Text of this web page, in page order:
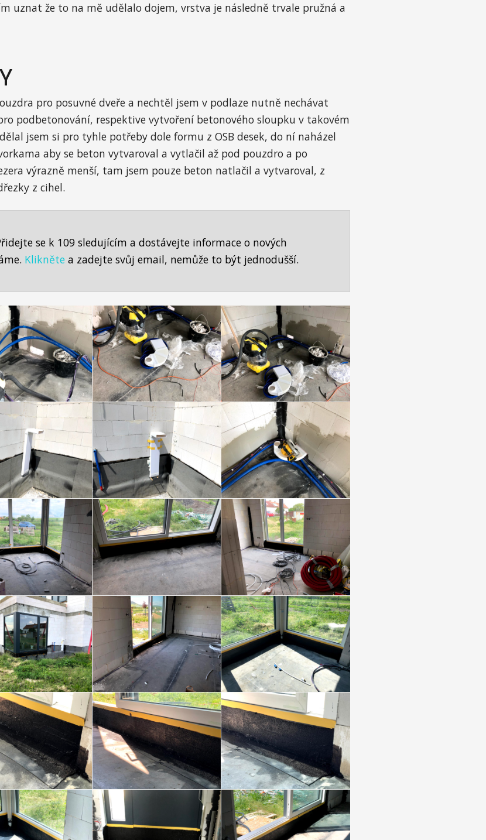
uznat že to na mě udělalo dojem, vrstva je následně trvale pružná a
pro posuvné dveře a nechtěl jsem v podlaze nutně nechávat
podbetonování, respektive vytvoření betonového sloupku v takovém
jsem si pro tyhle potřeby dole formu z OSB desek, do ní naházel
aby se beton vytvaroval a vytlačil až pod pouzdro a po
výrazně menší, tam jsem pouze beton natlačil a vytvaroval, z
z cihel.
se k 109 sledujícím a dostávejte informace o nových
Kliknětea zadejte svůj email, nemůže to být jednodušší.